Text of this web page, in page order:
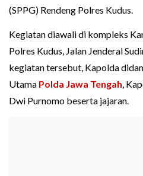
(SPPG) Rendeng Polres Kudus.
Kegiatan diawali di kompleks
Polres Kudus, Jalan Jenderal
kegiatan tersebut, Kapolda
Utama Polda Jawa Tengah,
Dwi Purnomo beserta jajaran.